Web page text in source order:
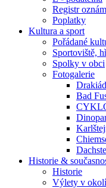
Registr
Poplatky
Kultura a sport
Pořádané
Sportoviště,
Spolky v obci
Fotogalerie
Bad
Historie &
Historie
Výlety v okolí